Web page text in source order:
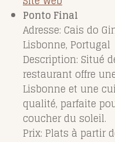
Ponto Final
Adresse: Cais do
Lisbonne, Portugal
Description: Situé
restaurant offre
Lisbonne et une
qualité, parfaite
coucher du soleil.
Prix: Plats à partir